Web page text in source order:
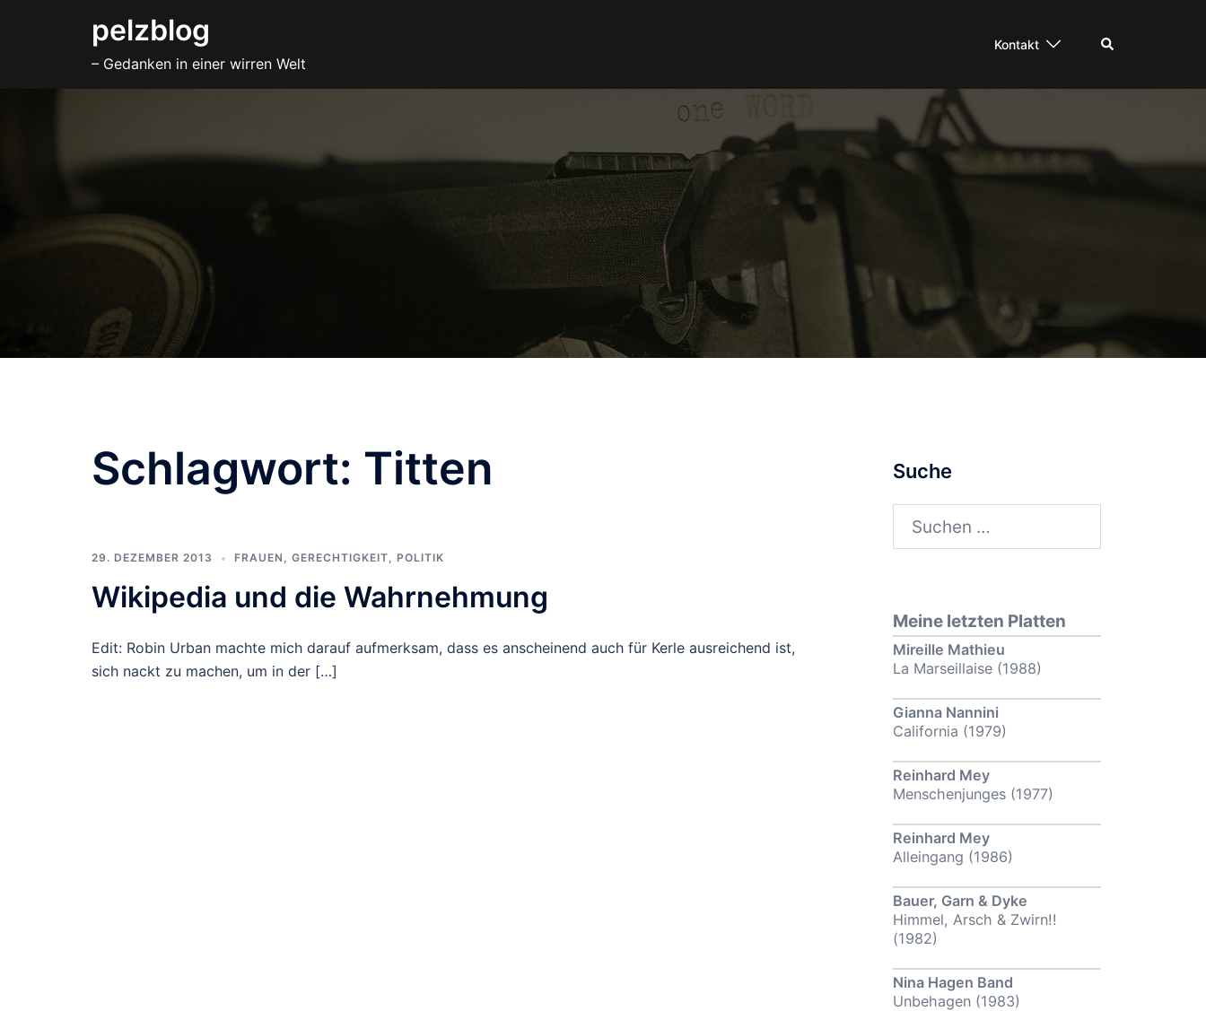
pelzblog
– Gedanken in einer wirren Welt
Kontakt Suche
Schlagwort: Titten
29. DEZEMBER 2013 FRAUEN , GERECHTIGKEIT, POLITIK
Wikipedia und die Wahrnehmung
Edit: Robin Urban machte mich darauf aufmerksam, dass es anscheinend auch für Kerle ausreichend ist,
sich nackt zu machen, um in der […]
Suche
Suchen
nach:
Meine letzten Platten
Mireille Mathieu
La Marseillaise (1988)
Gianna Nannini
California (1979)
Reinhard Mey
Menschenjunges (1977)
Reinhard Mey
Alleingang (1986)
Bauer, Garn & Dyke
Himmel, Arsch & Zwirn!!
(1982)
Nina Hagen Band
Unbehagen (1983)